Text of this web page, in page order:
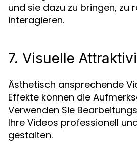
und sie dazu zu bringen, zu
interagieren.
7. Visuelle
Ästhetisch ansprechende
Effekte können die
Verwenden Sie
Ihre Videos professionell
gestalten.